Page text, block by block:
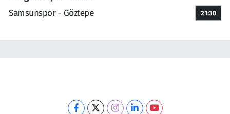
Samsunspor - Göztepe
21:30